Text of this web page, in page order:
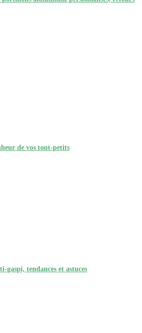
de vos tout-petits
gaspi, tendances et astuces